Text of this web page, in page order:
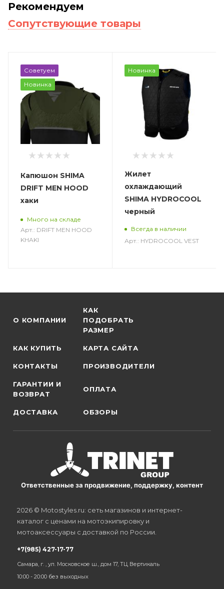
Рекомендуем
Сопутствующие товары
Советуем
Новинка
Капюшон SHIMA
DRIFT MEN HOOD
хаки
Много на складе
Арт.: DRIFT MEN HOOD
KHAKI
Новинка
Жилет
охлаждающий
SHIMA HYDROCOOL
черный
Всегда в наличии
Арт.: HYDROCOOL VEST
О КОМПАНИИ
КАК
ПОДОБРАТЬ
РАЗМЕР
КАК КУПИТЬ КАРТА САЙТА
КОНТАКТЫ ПРОИЗВОДИТЕЛИ
ГАРАНТИИ И
ВОЗВРАТ
ОПЛАТА
ДОСТАВКА ОБЗОРЫ
Ответственные за продвижение, поддержку, контент
2026 © Motostyles.ru: сеть магазинов и интернет-
каталог с ценами на мотоэкипировку и
мотоаксессуары с доставкой по России.
+7(985) 427-17-77
Самара, г. , ул. Московское ш., дом 17, ТЦ Вертикаль
10:00 - 20:00 без выходных